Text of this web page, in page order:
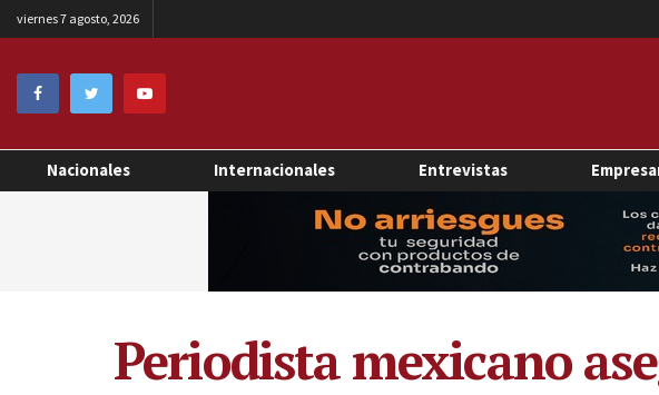
viernes 7 agosto, 2026
Nacionales Internacionales Entrevistas
Periodista mexicano